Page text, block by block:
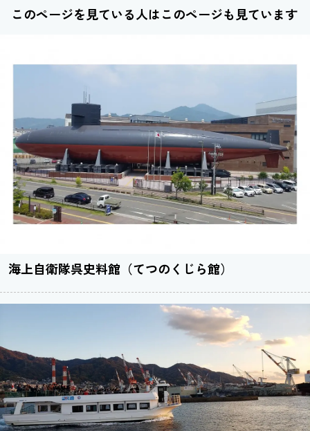
このページを見ている人はこのページも見ています
海上自衛隊呉史料館（てつのくじら館）